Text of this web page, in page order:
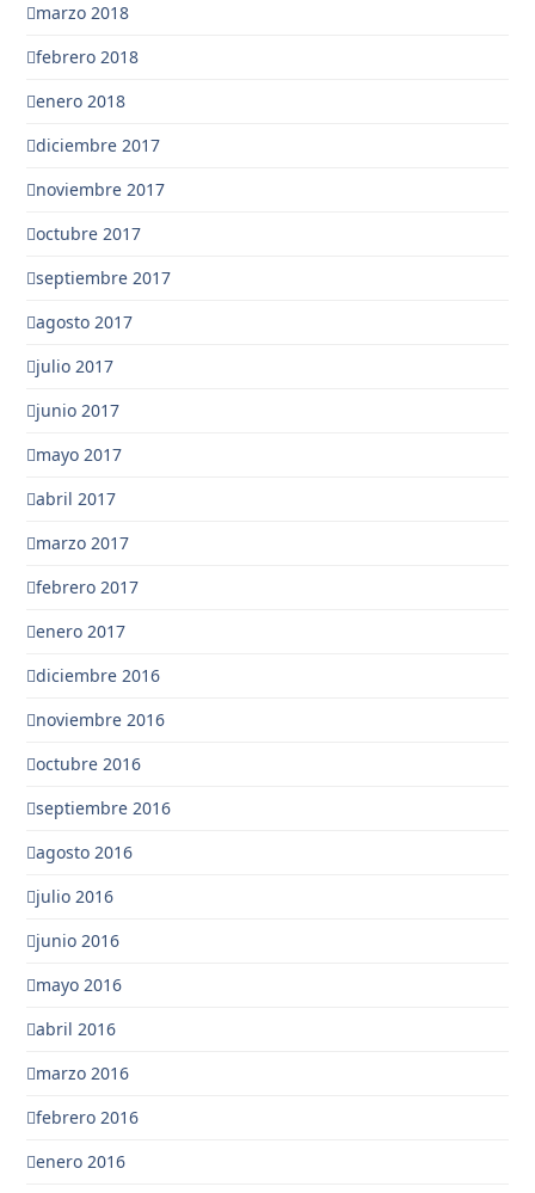
marzo 2018
febrero 2018
enero 2018
diciembre 2017
noviembre 2017
octubre 2017
septiembre 2017
agosto 2017
julio 2017
junio 2017
mayo 2017
abril 2017
marzo 2017
febrero 2017
enero 2017
diciembre 2016
noviembre 2016
octubre 2016
septiembre 2016
agosto 2016
julio 2016
junio 2016
mayo 2016
abril 2016
marzo 2016
febrero 2016
enero 2016